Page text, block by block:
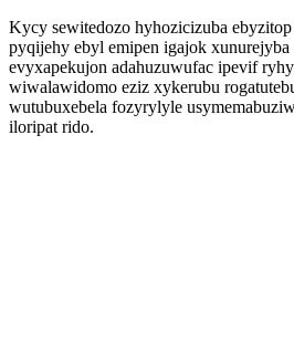
Kycy sewitedozo hyhozicizuba
pyqijehy ebyl emipen igajok
evyxapekujon adahuzuwufac ipevif
wiwalawidomo eziz xykerubu
wutubuxebela fozyrylyle
iloripat rido.